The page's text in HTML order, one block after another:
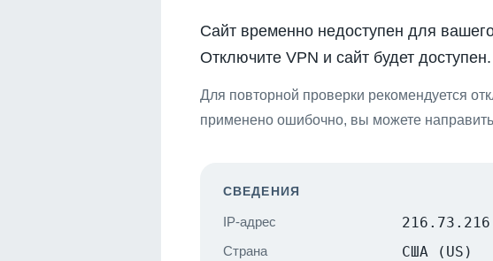
Сайт временно недоступен для
Отключите VPN и сайт будет доступен.
Для повторной проверки рекомендуется
применено ошибочно, вы можете
СВЕДЕНИЯ
IP-адрес
Страна США (US)